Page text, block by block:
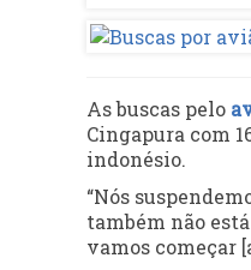
As buscas pelo
Cingapura com
indonésio.
“Nós
também não
vamos começar